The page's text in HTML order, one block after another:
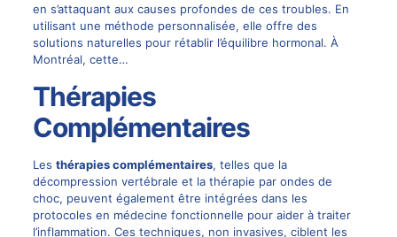
en s’attaquant aux causes profondes de ces troubles. En
utilisant une méthode personnalisée, elle offre des
solutions naturelles pour rétablir l’équilibre hormonal. À
Montréal, cette…
Thérapies
Complémentaires
Les thérapies complémentaires, telles que la
décompression vertébrale et la thérapie par ondes de
choc, peuvent également être intégrées dans les
protocoles en médecine fonctionnelle pour aider à traiter
l’inflammation. Ces techniques, non invasives, ciblent les